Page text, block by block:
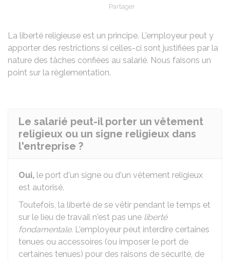
Partager
La liberté religieuse est un principe. L'employeur peut y
apporter des restrictions si celles-ci sont justifiées par la
nature des tâches confiées au salarié. Nous faisons un
point sur la règlementation.
Le salarié peut-il porter un vêtement
religieux ou un signe religieux dans
l'entreprise ?
Oui, le port d'un signe ou d'un vêtement religieux
est autorisé.
Toutefois, la liberté de se vêtir pendant le temps et
sur le lieu de travail n'est pas une liberté
fondamentale. L'employeur peut interdire certaines
tenues ou accessoires (ou imposer le port de
certaines tenues) pour des raisons de sécurité, de